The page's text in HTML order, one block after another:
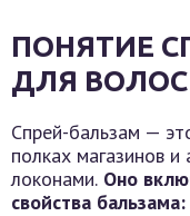
ПОНЯТИЕ
ДЛЯ ВОЛОС
Спрей-бальзам —
полках магазинов
локонами. Оно
свойства бальзама: